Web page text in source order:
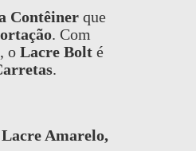
Contêinerque
. Com
, o Lacre Bolté
.
Lacre Amarelo,